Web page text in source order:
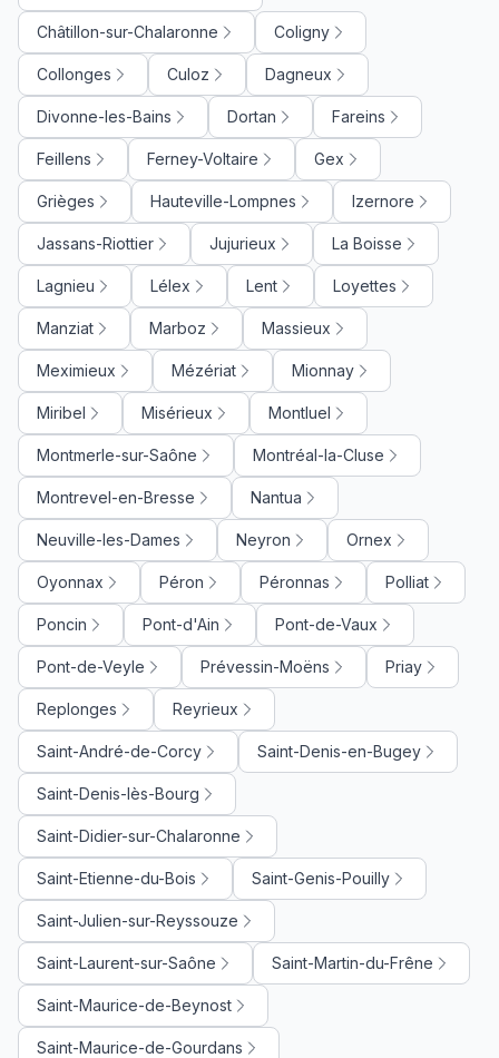
Châtillon-sur-Chalaronne Coligny
Collonges Culoz Dagneux
Divonne-les-Bains Dortan Fareins
Feillens Ferney-Voltaire Gex
Grièges Hauteville-Lompnes Izernore
Jassans-Riottier Jujurieux La Boisse
Lagnieu Lélex Lent Loyettes
Manziat Marboz Massieux
Meximieux Mézériat Mionnay
Miribel Misérieux Montluel
Montmerle-sur-Saône Montréal-la-Cluse
Montrevel-en-Bresse Nantua
Neuville-les-Dames Neyron Ornex
Oyonnax Péron Péronnas Polliat
Poncin Pont-d'Ain Pont-de-Vaux
Pont-de-Veyle Prévessin-Moëns Priay
Replonges Reyrieux
Saint-André-de-Corcy Saint-Denis-en-Bugey
Saint-Denis-lès-Bourg
Saint-Didier-sur-Chalaronne
Saint-Etienne-du-Bois Saint-Genis-Pouilly
Saint-Julien-sur-Reyssouze
Saint-Laurent-sur-Saône Saint-Martin-du-Frêne
Saint-Maurice-de-Beynost
Saint-Maurice-de-Gourdans